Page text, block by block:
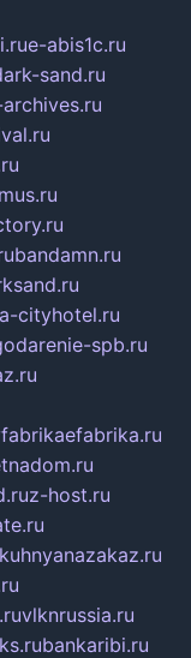
e-abis1c.ru
sand.ru
bandamn.ru
cityhotel.ru
spb.ru
z-host.ru
vlknrussia.ru
bankaribi.ru